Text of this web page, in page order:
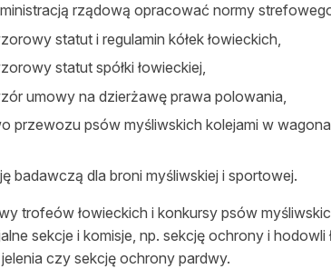
rządową opracować normy
statut i regulamin kółek łowieckich,
statut spółki łowieckiej,
umowy na dzierżawę prawa polowania,
przewozu psów myśliwskich kolejami w
badawczą dla broni myśliwskiej i sportowej.
trofeów łowieckich i konkursy psów
sekcje i komisje, np. sekcję ochrony i
czy sekcję ochrony pardwy.